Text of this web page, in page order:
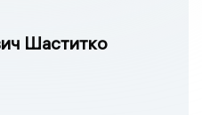
Шаститко